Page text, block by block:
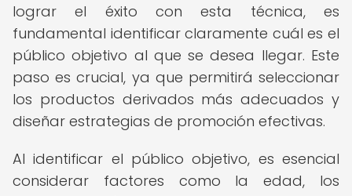
lograr el éxito con esta técnica, es
fundamental identificar claramente cuál es el
público objetivo al que se desea llegar. Este
paso es crucial, ya que permitirá seleccionar
los productos derivados más adecuados y
diseñar estrategias de promoción efectivas.
Al identificar el público objetivo, es esencial
considerar factores como la edad, los